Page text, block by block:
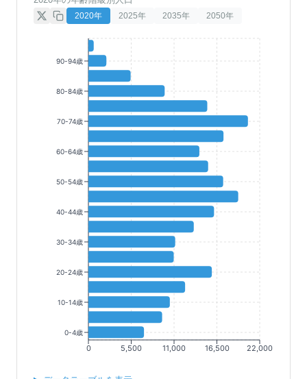
2020年 2025年 2035年 2050年
0 5,500 11,000 16,500 22,000
90-94歳
80-84歳
70-74歳
60-64歳
50-54歳
40-44歳
30-34歳
20-24歳
10-14歳
0-4歳